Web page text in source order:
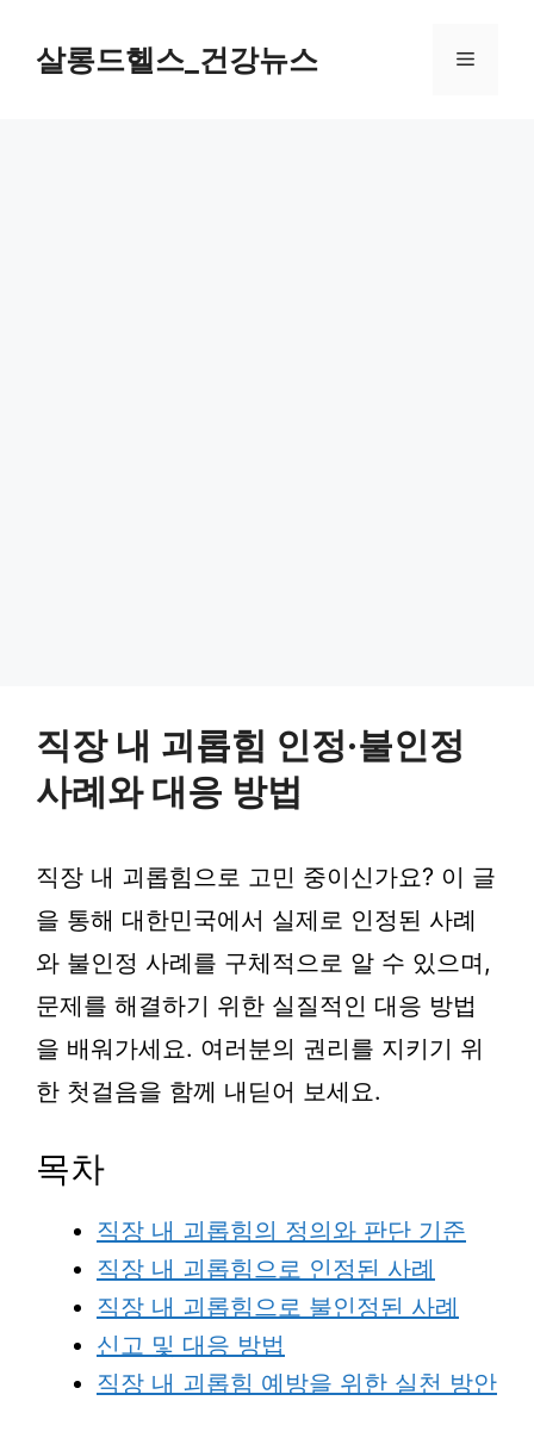
살롱드헬스_건강뉴스 메
직장 내 괴롭힘 인정·불인정
사례와 대응 방법
직장 내 괴롭힘으로 고민 중이신가요? 이 글
을 통해 대한민국에서 실제로 인정된 사례
와 불인정 사례를 구체적으로 알 수 있으며,
문제를 해결하기 위한 실질적인 대응 방법
을 배워가세요. 여러분의 권리를 지키기 위
한 첫걸음을 함께 내딛어 보세요.
목차
직장 내 괴롭힘의 정의와 판단 기준
직장 내 괴롭힘으로 인정된 사례
직장 내 괴롭힘으로 불인정된 사례
신고 및 대응 방법
직장 내 괴롭힘 예방을 위한 실천 방안